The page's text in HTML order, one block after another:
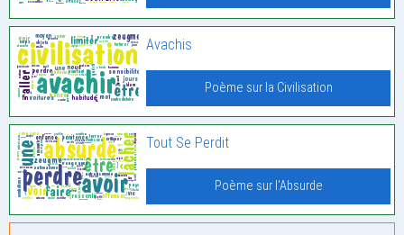
Avachis
Poème sur la Civilisation
Tout Se Perdit
Poème sur l'Absurde